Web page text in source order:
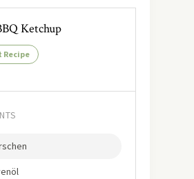
Ketchup
Recipe